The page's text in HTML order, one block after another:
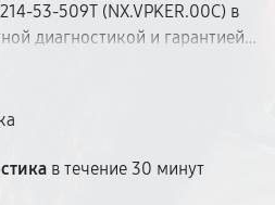
53-509T (NX.VPKER.00C) в
диагностикой и гарантией
к ремонту.
комплектующие и
Прозрачное
в чеке.
в течение 30 минут